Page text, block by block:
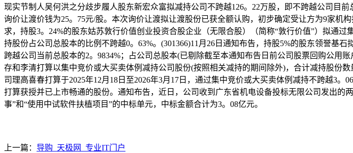
现实节制人吴何洪之分歧步履人股东新宏众富拟减持公司不跨越126。22万股，即不跨越公司目
询价让渡价钱为25。75元/股。本次询价让渡拟让渡股份已获全额认购，初步确定受让方为9家机
求，持股3。24%的股东姑苏敦行价值创业投资合股企业（无限合股）（简称“敦行价值”）拟通
持股份占公司总股本的比例不跨越0。63%。(301366)11月26日通知布告，持股5%的股东领誉基
跨越公司当前总股本的2。9834%；占公司总股本(已剔除截至本通知布告日前公司股票回购公用
存和李清打算以集中竞价或大买卖体例减持公司股份(按照相关减持的期间除外)，合计减持股份
司理高喜春打算于2025年12月18日至2026年3月17日，通过集中竞价或大买卖体例减持不跨越3
打算获授并已上市畅通的股份。通知布告，近日，公司收到广东省机电设备投标无限公司发出
事”和“使用中试软件扶植项目”的中标单元，中标金额合计为3。08亿元。
上一篇： 导购_天极网_专业IT门户